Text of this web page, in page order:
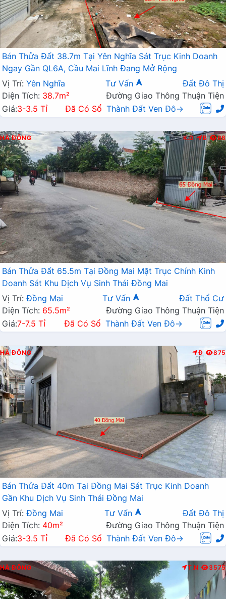
Bán Thửa Đất 38.7m Tại Yên Nghĩa Sát Trục Kinh Doanh
Ngay Gần QL6A, Cầu Mai Lĩnh Đang Mở Rộng
Vị Trí: Yên Nghĩa Tư Vấn
Đất Đô Thị
Diện Tích: 38.7m²
Đường Giao Thông Thuận Tiện
Giá:3-3.5 Tỉ Đã Có Sổ Thành Đất Ven Đô→
HÀ ĐÔNG K.D B 86
Bán Thửa Đất 65.5m Tại Đồng Mai Mặt Trục Chính Kinh
Doanh Sát Khu Dịch Vụ Sinh Thái Đồng Mai
Vị Trí: Đồng Mai Tư Vấn
Đất Thổ Cư
Diện Tích: 65.5m²
Đường Giao Thông Thuận Tiện
Giá:7-7.5 Tỉ Đã Có Sổ Thành Đất Ven Đô→
HÀ ĐÔNG Đ 875
Bán Thửa Đất 40m Tại Đồng Mai Sát Trục Kinh Doanh
Gần Khu Dịch Vụ Sinh Thái Đồng Mai
Vị Trí: Đồng Mai Tư Vấn
Đất Đô Thị
Diện Tích: 40m²
Đường Giao Thông Thuận Tiện
Giá:3-3.5 Tỉ Đã Có Sổ Thành Đất Ven Đô→
HÀ ĐÔNG T.N 3575